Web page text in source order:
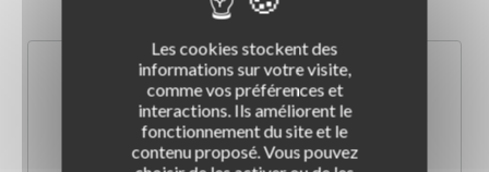
Les cookies stockent des
informations sur votre visite,
comme vos préférences et
interactions. Ils améliorent le
fonctionnement du site et le
contenu proposé. Vous pouvez